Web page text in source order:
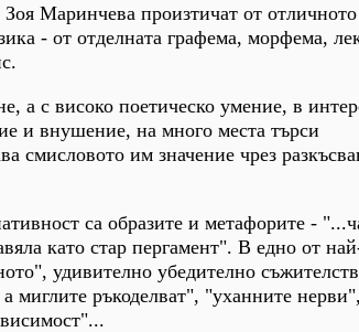
Маринчева произтичат от отличното
- от отделната графема, морфема,
а с високо поетическо умение, в
и внушение, на много места търси
смисловото им значение чрез
са образите и метафорите -
като стар пергамент". В едно от
удивително убедително
миглите ръкоделват", "уханните нерви",